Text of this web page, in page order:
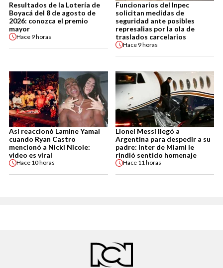
Resultados de la Lotería de
Boyacá del 8 de agosto de
2026: conozca el premio
mayor
Hace 9 horas
Funcionarios del Inpec
solicitan medidas de
seguridad ante posibles
represalias por la ola de
traslados carcelarios
Hace 9 horas
Así reaccionó Lamine Yamal
cuando Ryan Castro
mencionó a Nicki Nicole:
video es viral
Hace 10 horas
Lionel Messi llegó a
Argentina para despedir a su
padre: Inter de Miami le
rindió sentido homenaje
Hace 11 horas